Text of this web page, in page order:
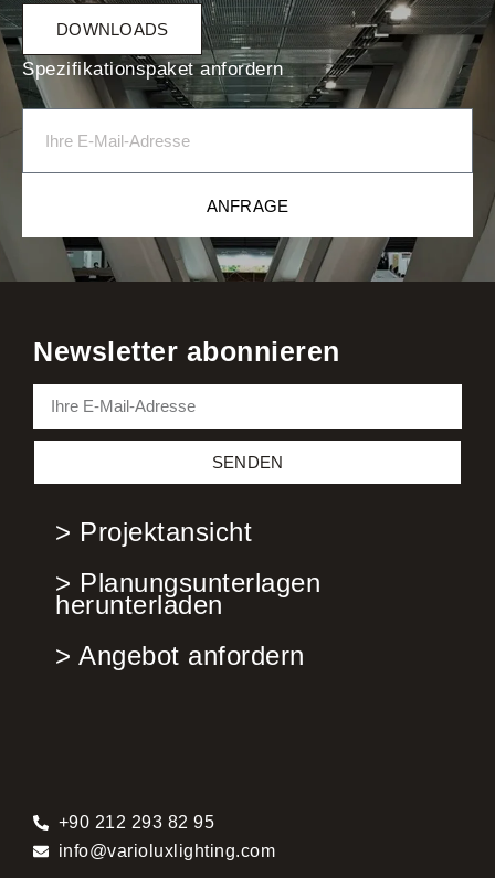
DOWNLOADS
Spezifikationspaket anfordern
ANFRAGE
Newsletter abonnieren
SENDEN
> Projektansicht
> Planungsunterlagen
herunterladen
> Angebot anfordern
+90 212 293 82 95
info@varioluxlighting.com